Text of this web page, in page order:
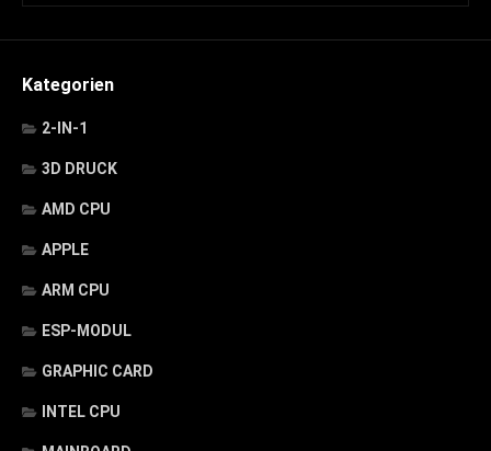
Kategorien
2-IN-1
3D DRUCK
AMD CPU
APPLE
ARM CPU
ESP-MODUL
GRAPHIC CARD
INTEL CPU